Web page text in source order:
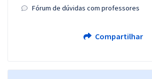
Fórum de dúvidas com professores
Compartilhar